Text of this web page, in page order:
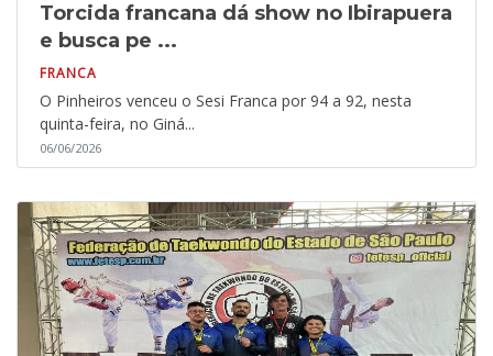
Torcida francana dá show no Ibirapuera
e busca pe ...
FRANCA
O Pinheiros venceu o Sesi Franca por 94 a 92, nesta
quinta-feira, no Giná...
06/06/2026